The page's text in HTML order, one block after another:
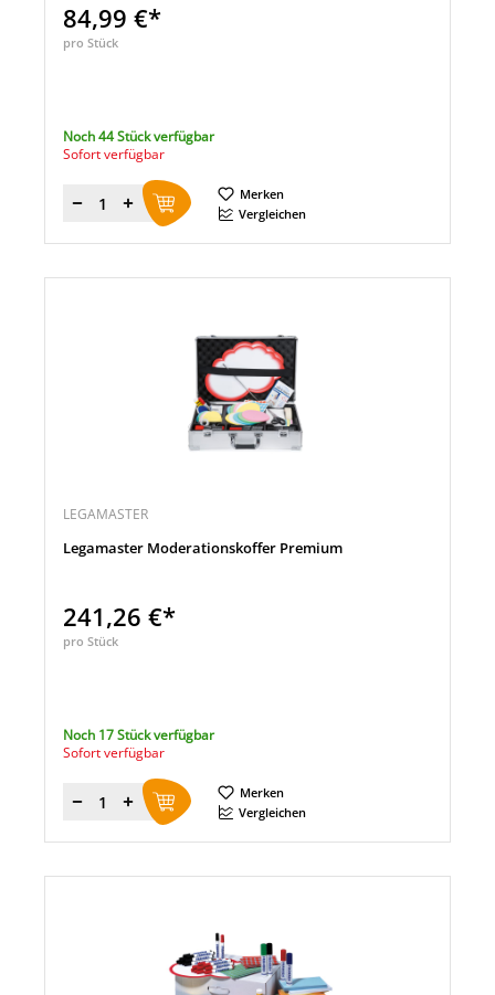
84,99 €*
pro Stück
Noch 44 Stück verfügbar
Sofort verfügbar
Menge
Merken
Vergleichen
LEGAMASTER
Legamaster Moderationskoffer Premium
241,26 €*
pro Stück
Noch 17 Stück verfügbar
Sofort verfügbar
Menge
Merken
Vergleichen